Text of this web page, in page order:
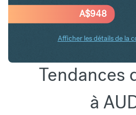
A$948
Afficher les détails de la
Tendances
à